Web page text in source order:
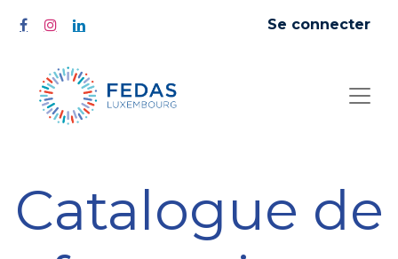
Se connecter
Catalogue de